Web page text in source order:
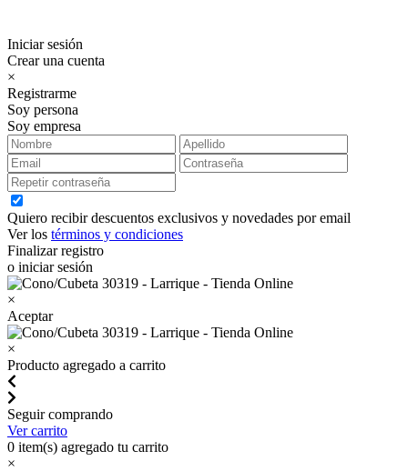
Iniciar sesión
Crear una cuenta
×
Registrarme
Soy persona
Soy empresa
Quiero recibir descuentos exclusivos y novedades por email
Ver los términos y condiciones
Finalizar registro
o iniciar sesión
×
Aceptar
×
Producto agregado a carrito
Seguir comprando
Ver carrito
0 item(s) agregado tu carrito
×